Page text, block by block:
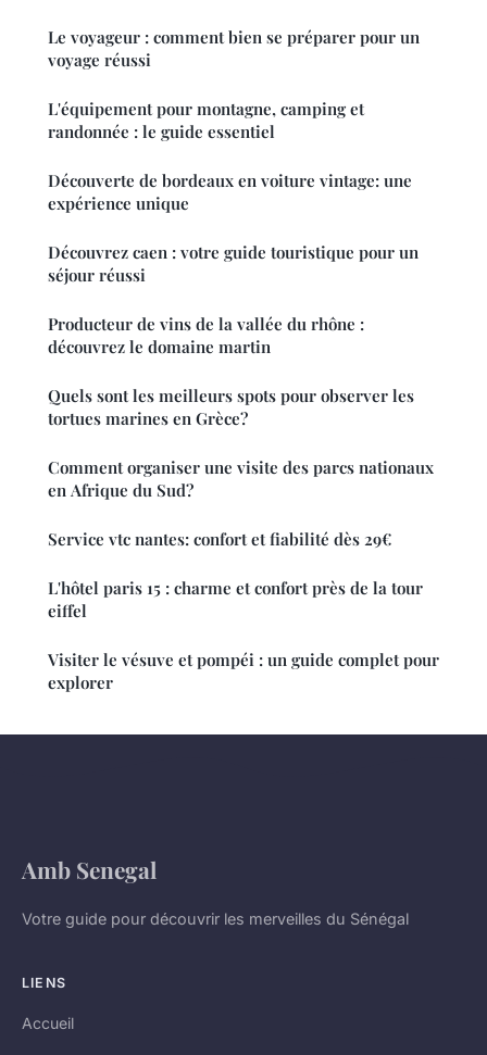
Le voyageur : comment bien se préparer pour un
voyage réussi
L'équipement pour montagne, camping et
randonnée : le guide essentiel
Découverte de bordeaux en voiture vintage: une
expérience unique
Découvrez caen : votre guide touristique pour un
séjour réussi
Producteur de vins de la vallée du rhône :
découvrez le domaine martin
Quels sont les meilleurs spots pour observer les
tortues marines en Grèce?
Comment organiser une visite des parcs nationaux
en Afrique du Sud?
Service vtc nantes: confort et fiabilité dès 29€
L'hôtel paris 15 : charme et confort près de la tour
eiffel
Visiter le vésuve et pompéi : un guide complet pour
explorer
Amb Senegal
Votre guide pour découvrir les merveilles du Sénégal
LIENS
Accueil